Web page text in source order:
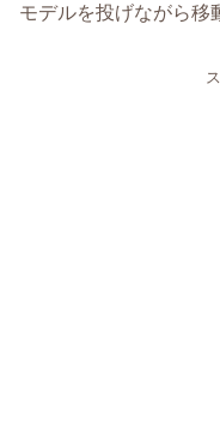
モデルを投げながら移